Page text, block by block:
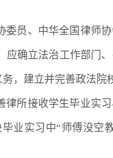
员、中华全国律师
确立法治工作部门、
，建立并完善政法院
所接收学生毕业实
业实习中“师傅没空